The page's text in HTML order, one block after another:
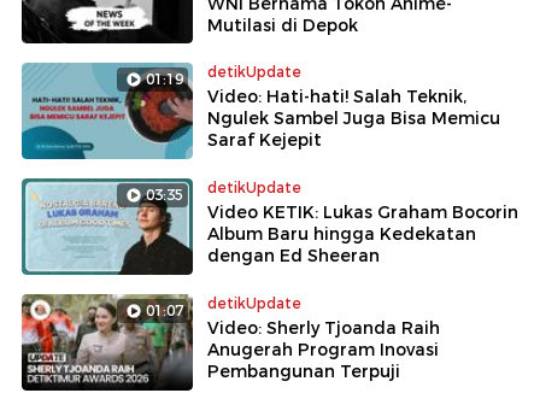
Mutilasi di Depok
01:19 detikUpdate
Video: Hati-hati! Salah Teknik,
Ngulek Sambel Juga Bisa Memicu
Saraf Kejepit
03:35 detikUpdate
Video KETIK: Lukas Graham Bocorin
Album Baru hingga Kedekatan
dengan Ed Sheeran
01:07 detikUpdate
Video: Sherly Tjoanda Raih
Anugerah Program Inovasi
Pembangunan Terpuji